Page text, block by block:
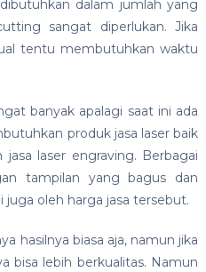
dalam jumlah yang
sangat diperlukan. Jika
tentu membutuhkan waktu
banyak apalagi saat ini ada
produk jasa laser baik
laser engraving. Berbagai
tampilan yang bagus dan
oleh harga jasa tersebut.
hasilnya biasa aja, namun jika
bisa lebih berkualitas. Namun